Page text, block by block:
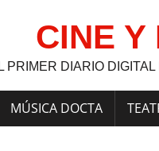
CINE Y
PRIMER DIARIO
MÚSICA DOCTA